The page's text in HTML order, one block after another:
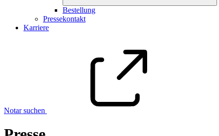
Bestellung
Pressekontakt
Karriere
Notar suchen